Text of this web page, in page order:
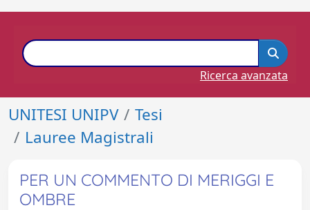
Ricerca avanzata
UNITESI UNIPV
Tesi
Lauree Magistrali
PER UN COMMENTO DI MERIGGI E
OMBRE